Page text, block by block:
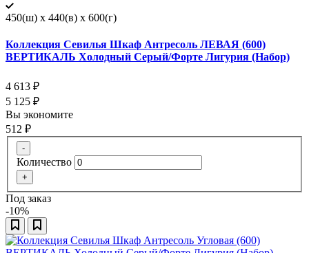
450(ш) x 440(в) x 600(г)
Коллекция Севилья Шкаф Антресоль ЛЕВАЯ (600)
ВЕРТИКАЛЬ Холодный Серый/Форте Лигурия (Набор)
4 613 ₽
5 125 ₽
Вы экономите
512 ₽
-
Количество
+
Под заказ
-10%